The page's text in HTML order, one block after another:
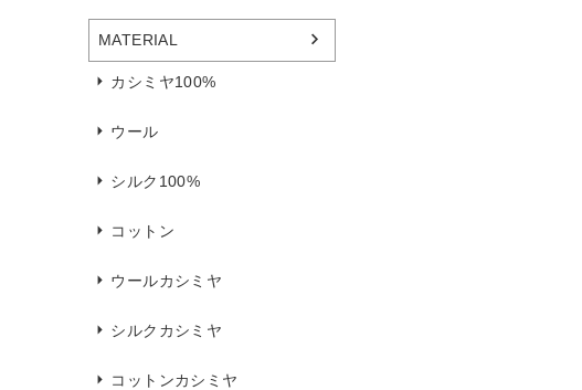
MATERIAL
カシミヤ100%
ウール
シルク100%
コットン
ウールカシミヤ
シルクカシミヤ
コットンカシミヤ